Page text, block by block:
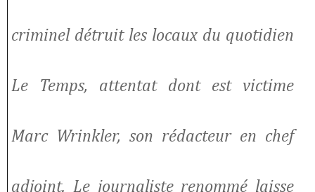
criminel détruit les locaux du quotidien
Le Temps, attentat dont est victime
Marc Wrinkler, son rédacteur en chef
adjoint. Le journaliste renommé laisse